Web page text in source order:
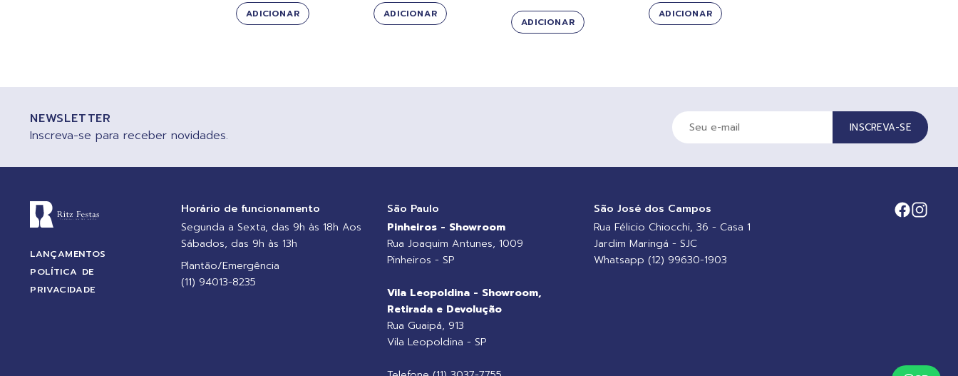
ADICIONAR ADICIONAR
ADICIONAR
ADICIONAR
NEWSLETTER
Inscreva-se para receber novidades.
INSCREVA-SE
LANÇAMENTOS
POLÍTICA DE
PRIVACIDADE
Horário de funcionamento
Segunda a Sexta, das 9h às 18h Aos
Sábados, das 9h às 13h
Plantão/Emergência
(11) 94013-8235
São Paulo
Pinheiros - Showroom
Rua Joaquim Antunes, 1009
Pinheiros - SP
Vila Leopoldina - Showroom,
Retirada e Devolução
Rua Guaipá, 913
Vila Leopoldina - SP
São José dos Campos
Rua Félicio Chiocchi, 36 - Casa 1
Jardim Maringá - SJC
Whatsapp (12) 99630-1903